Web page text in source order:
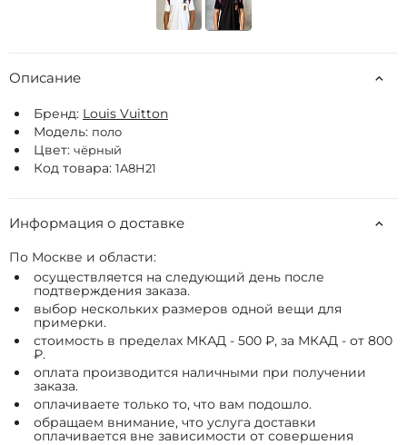
Описание
Бренд: Louis Vuitton
Модель: поло
Цвет: чёрный
Код товара: 1A8H21
Информация о доставке
По Москве и области:
осуществляется на следующий день после
подтверждения заказа.
выбор нескольких размеров одной вещи для
примерки.
стоимость в пределах МКАД - 500 ₽, за МКАД - от 800
₽.
оплата производится наличными при получении
заказа.
оплачиваете только то, что вам подошло.
обращаем внимание, что услуга доставки
оплачивается вне зависимости от совершения